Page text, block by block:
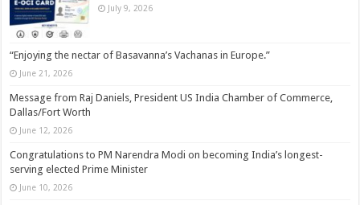
July 9, 2026
“Enjoying the nectar of Basavanna’s Vachanas in Europe.”
June 21, 2026
Message from Raj Daniels, President US India Chamber of Commerce,
Dallas/Fort Worth
June 12, 2026
Congratulations to PM Narendra Modi on becoming India’s longest-
serving elected Prime Minister
June 10, 2026